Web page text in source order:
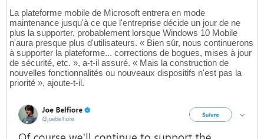
La plateforme mobile de Microsoft entrera en mode
maintenance jusqu'à ce que l'entreprise décide un jour de ne
plus la supporter, probablement lorsque Windows 10 Mobile
n'aura presque plus d'utilisateurs. « Bien sûr, nous continuerons
à supporter la plateforme... corrections de bogues, mises à jour
de sécurité, etc. », a-t-il assuré. « Mais la construction de
nouvelles fonctionnalités ou nouveaux dispositifs n'est pas la
priorité », ajoute-t-il.